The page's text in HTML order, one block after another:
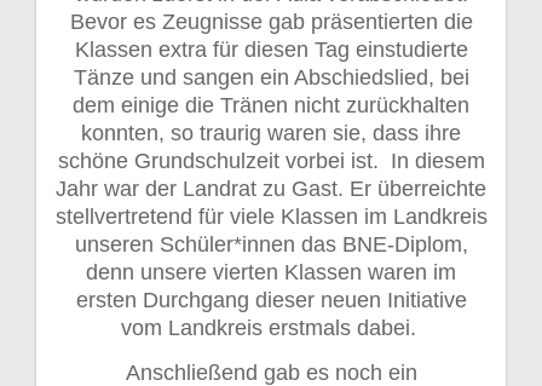
Bevor es Zeugnisse gab präsentierten die
Klassen extra für diesen Tag einstudierte
Tänze und sangen ein Abschiedslied, bei
dem einige die Tränen nicht zurückhalten
konnten, so traurig waren sie, dass ihre
schöne Grundschulzeit vorbei ist. In diesem
Jahr war der Landrat zu Gast. Er überreichte
stellvertretend für viele Klassen im Landkreis
unseren Schüler*innen das BNE-Diplom,
denn unsere vierten Klassen waren im
ersten Durchgang dieser neuen Initiative
vom Landkreis erstmals dabei.
Anschließend gab es noch ein